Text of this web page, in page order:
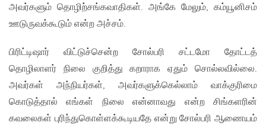
அவர்களும் தொழிற்சங்கவாதிகள். அங்கே மேலும், கம்யூனிசம்
ஊடுருவக்கூடும் என்ற அச்சம்.
பிரிட்டிஷார் விட்டுச்சென்ற சோல்பரி சட்டமோ தோட்டத்
தொழிலாளர் நிலை குறித்து கறாராக ஏதும் சொல்லவில்லை.
அவர்கள் அந்நியர்கள், அவர்களுக்கெல்லாம் வாக்குரிமை
கொடுத்தால் எங்கள் நிலை என்னாவது என்ற சிங்களரின்
கவலைகள் புரிந்துகொள்ளக்கூடியதே என்று சோல்பரி ஆணையம்